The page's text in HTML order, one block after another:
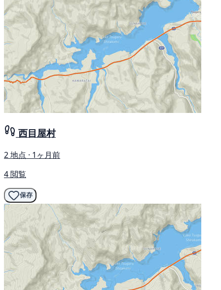
西目屋村
2 地点 · 1ヶ月前
4 閲覧
保存